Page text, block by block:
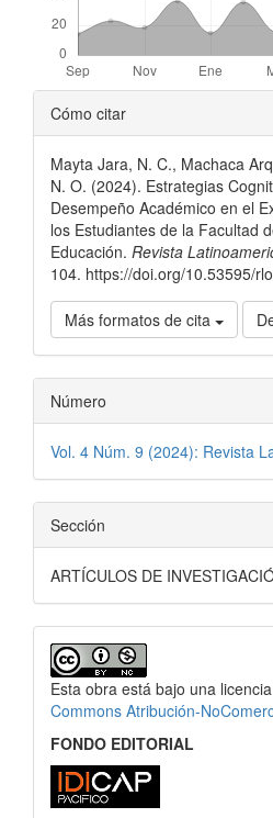
Detalles
del
artículo
Cómo citar
Mayta Jara, N. C., Machaca
N. O. (2024). Estrategias
Desempeño Académico en el
los Estudiantes de la Facultad
Educación. Revista
104. https://doi.org/10.53595/
Más formatos de cita
Número
Vol. 4 Núm. 9 (2024): Revista
Sección
ARTÍCULOS DE
Esta obra está bajo una
Commons Atribución-
FONDO EDITORIAL